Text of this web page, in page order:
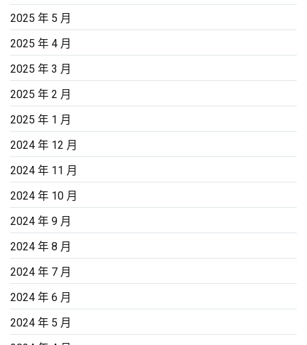
2025 年 5 月
2025 年 4 月
2025 年 3 月
2025 年 2 月
2025 年 1 月
2024 年 12 月
2024 年 11 月
2024 年 10 月
2024 年 9 月
2024 年 8 月
2024 年 7 月
2024 年 6 月
2024 年 5 月